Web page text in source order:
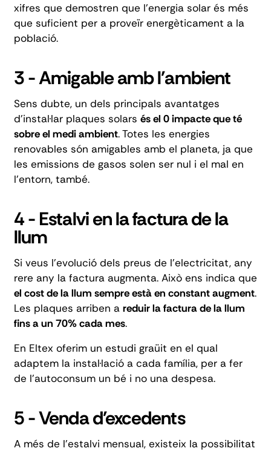
xifres que demostren que l'energia solar és més
que suficient per a proveïr energèticament a la
població.
3 - Amigable amb l'ambient
Sens dubte, un dels principals avantatges
d'instal·lar plaques solars és el 0 impacte que té
sobre el medi ambient. Totes les energies
renovables són amigables amb el planeta, ja que
les emissions de gasos solen ser nul i el mal en
l'entorn, també.
4 - Estalvi en la factura de la
llum
Si veus l'evolució dels preus de l'electricitat, any
rere any la factura augmenta. Això ens indica que
el cost de la llum sempre està en constant augment.
Les plaques arriben a reduir la factura de la llum
fins a un 70% cada mes.
En Eltex oferim un estudi graüit en el qual
adaptem la instal·lació a cada família, per a fer
de l'autoconsum un bé i no una despesa.
5 - Venda d'excedents
A més de l'estalvi mensual, existeix la possibilitat